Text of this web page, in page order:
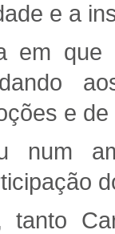
e a
em
dando
e
num
tanto